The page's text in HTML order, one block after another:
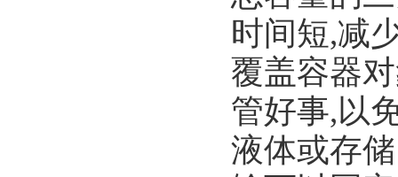
时间短,减
覆盖容器
管好事,以
液体或存